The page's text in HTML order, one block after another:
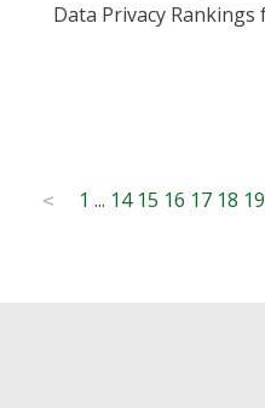
Data Privacy
< 1 ... 14 15 16 17 18 19